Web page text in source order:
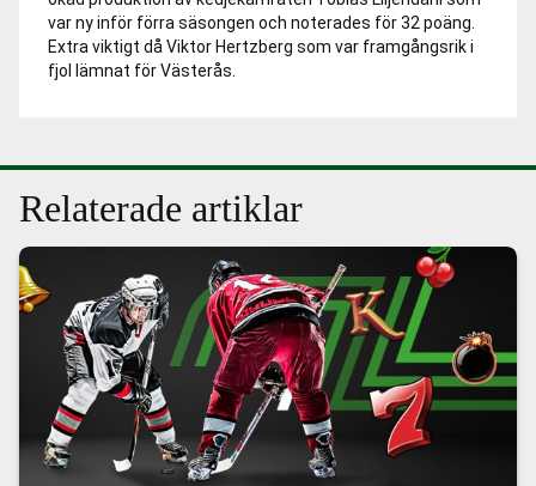
var ny inför förra säsongen och noterades för 32 poäng.
Extra viktigt då Viktor Hertzberg som var framgångsrik i
fjol lämnat för Västerås.
Relaterade artiklar